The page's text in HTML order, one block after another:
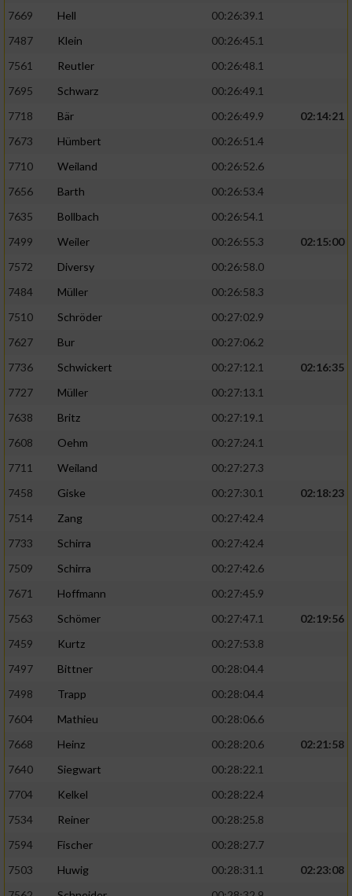
7669
Hell
00:26:39.1
7487
Klein
00:26:45.1
7561
Reutler
00:26:48.1
7695
Schwarz
00:26:49.1
7718
Bär 00:26:49.9
02:14:21
7673
Hümbert
00:26:51.4
7710
Weiland
00:26:52.6
7656
Barth
00:26:53.4
7635
Bollbach
00:26:54.1
7499
Weiler 00:26:55.3
02:15:00
7572
Diversy
00:26:58.0
7484
Müller
00:26:58.3
7510
Schröder
00:27:02.9
7627
Bur
00:27:06.2
7736
Schwickert 00:27:12.1
02:16:35
7727
Müller
00:27:13.1
7638
Britz
00:27:19.1
7608
Oehm
00:27:24.1
7711
Weiland
00:27:27.3
7458
Giske 00:27:30.1
02:18:23
7514
Zang
00:27:42.4
7733
Schirra
00:27:42.4
7509
Schirra
00:27:42.6
7671
Hoffmann
00:27:45.9
7563
Schömer 00:27:47.1
02:19:56
7459
Kurtz
00:27:53.8
7497
Bittner
00:28:04.4
7498
Trapp
00:28:04.4
7604
Mathieu
00:28:06.6
7668
Heinz 00:28:20.6
02:21:58
7640
Siegwart
00:28:22.1
7704
Kelkel
00:28:22.4
7534
Reiner
00:28:25.8
7594
Fischer
00:28:27.7
7503
Huwig 00:28:31.1
02:23:08